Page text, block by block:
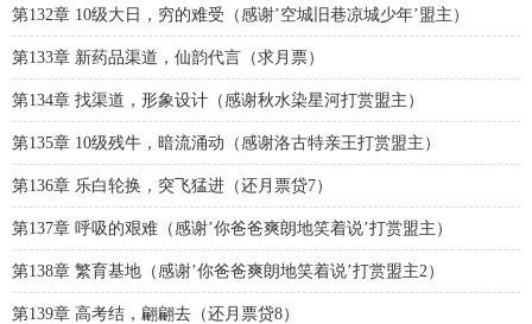
第132章 10级大日，穷的难受（感谢’空城旧巷凉城少年’盟主）
第133章 新药品渠道，仙韵代言（求月票）
第134章 找渠道，形象设计（感谢秋水染星河打赏盟主）
第135章 10级残牛，暗流涌动（感谢洛古特亲王打赏盟主）
第136章 乐白轮换，突飞猛进（还月票贷7）
第137章 呼吸的艰难（感谢’你爸爸爽朗地笑着说’打赏盟主）
第138章 繁育基地（感谢’你爸爸爽朗地笑着说’打赏盟主2）
第139章 高考结，翩翩去（还月票贷8）